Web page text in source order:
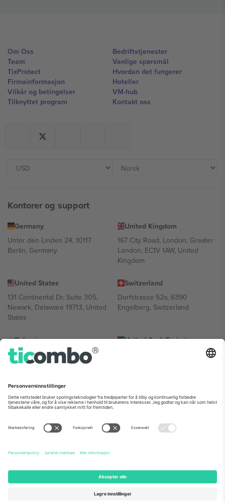
Om Oss
Team
TixProtect
Firmainformasjon
Vilkår og betingelser
Tilknyttet program
Bedriftstjenester
Vanlige spørsmål
Hvordan det fungerer
Hoteller
VM-hub
Kontakt oss
Kontorer og support
Germany
Unter den Linden 24, 10117
Berlin, Germany
United Kingdom
167 City Road, London, Greater
London, EC1V 1AW, United
Kingdom
United States
131 Continental Dr, Suite 305,
Newark, Delaware 19713, United
States
Switzerland
Dorfstrasse 52a, 6390
Engelberg, Switzerland
Bulgaria
Regus Sofia City West, bul
Totleben 53-55, 1606 Sofia,
United Arab Emirates
UAE Dubai Silicon Oasis, DDP
Mexico
Av Chapultepec 360, Roma
Norte, Cuauhtémoc, 06700
Ciudad de México, CDMX,
sted, begivenhet og/eller domene. For detaljer, sjekk spesifikke
arrangementsside, forlag og vilkår.,Firmainformasjon
2026 Ticombo. Alle rettigheter reservert.